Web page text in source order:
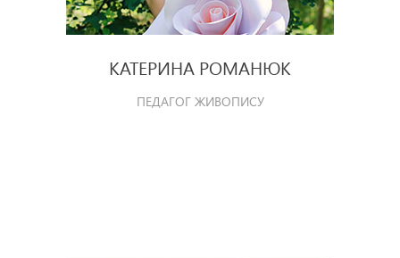
КАТЕРИНА РОМАНЮК
ПЕДАГОГ ЖИВОПИСУ